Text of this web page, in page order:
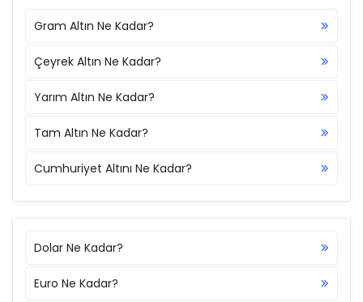
Gram Altın Ne Kadar?
Çeyrek Altın Ne Kadar?
Yarım Altın Ne Kadar?
Tam Altın Ne Kadar?
Cumhuriyet Altını Ne Kadar?
Dolar Ne Kadar?
Euro Ne Kadar?